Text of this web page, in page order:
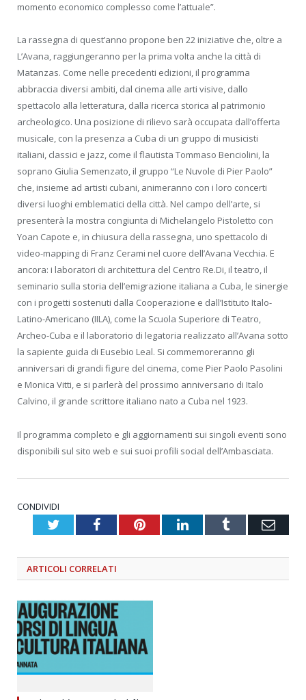
momento economico complesso come l’attuale”.
La rassegna di quest’anno propone ben 22 iniziative che, oltre a
L’Avana, raggiungeranno per la prima volta anche la città di
Matanzas. Come nelle precedenti edizioni, il programma
abbraccia diversi ambiti, dal cinema alle arti visive, dallo
spettacolo alla letteratura, dalla ricerca storica al patrimonio
archeologico. Una posizione di rilievo sarà occupata dall’offerta
musicale, con la presenza a Cuba di un gruppo di musicisti
italiani, classici e jazz, come il flautista Tommaso Benciolini, la
soprano Giulia Semenzato, il gruppo “Le Nuvole di Pier Paolo”
che, insieme ad artisti cubani, animeranno con i loro concerti
diversi luoghi emblematici della città. Nel campo dell’arte, si
presenterà la mostra congiunta di Michelangelo Pistoletto con
Yoan Capote e, in chiusura della rassegna, uno spettacolo di
video-mapping di Franz Cerami nel cuore dell’Avana Vecchia. E
ancora: i laboratori di architettura del Centro Re.Di, il teatro, il
seminario sulla storia dell’emigrazione italiana a Cuba, le sinergie
con i progetti sostenuti dalla Cooperazione e dall’Istituto Italo-
Latino-Americano (IILA), come la Scuola Superiore di Teatro,
Archeo-Cuba e il laboratorio di legatoria realizzato all’Avana sotto
la sapiente guida di Eusebio Leal. Si commemoreranno gli
anniversari di grandi figure del cinema, come Pier Paolo Pasolini
e Monica Vitti, e si parlerà del prossimo anniversario di Italo
Calvino, il grande scrittore italiano nato a Cuba nel 1923.
Il programma completo e gli aggiornamenti sui singoli eventi sono
disponibili sul sito web e sui suoi profili social dell’Ambasciata.
CONDIVIDI
TwitterFacebookPinterestLinkedInTumblr
ARTICOLI CORRELATI